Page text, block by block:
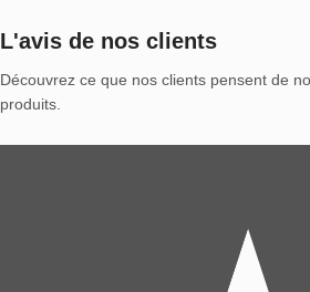
L'avis de nos clients
Découvrez ce que nos clients pensent de
produits.